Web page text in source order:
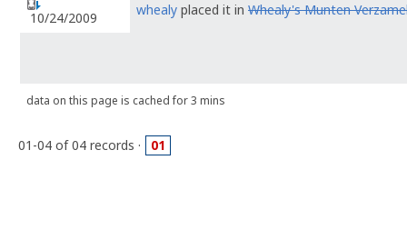
10/24/2009 whealy placed it in Whealy's Munten
data on this page is cached for 3 mins
01-04 of 04 records · 01